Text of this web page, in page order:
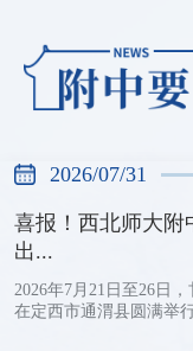
全国展演一
2026/07/31
2026/07/31
喜报！西北师大附
出...
2026年7月21日至26日
在定西市通渭县圆满举